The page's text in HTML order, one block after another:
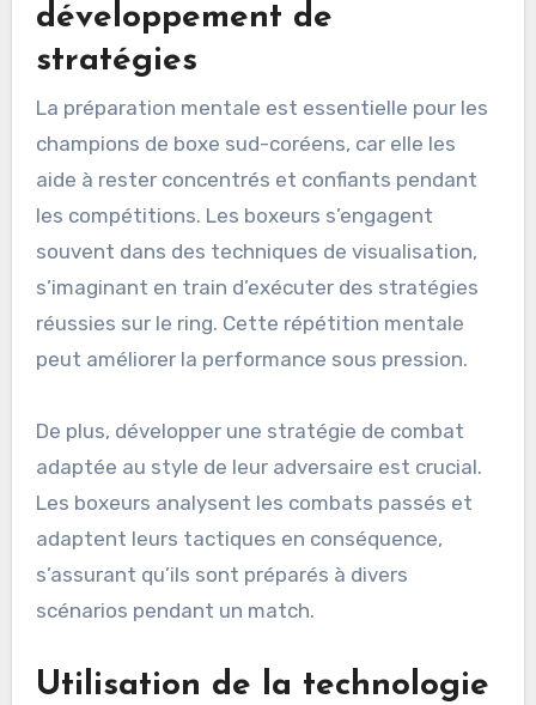
développement de
stratégies
La préparation mentale est essentielle pour les
champions de boxe sud-coréens, car elle les
aide à rester concentrés et confiants pendant
les compétitions. Les boxeurs s’engagent
souvent dans des techniques de visualisation,
s’imaginant en train d’exécuter des stratégies
réussies sur le ring. Cette répétition mentale
peut améliorer la performance sous pression.
De plus, développer une stratégie de combat
adaptée au style de leur adversaire est crucial.
Les boxeurs analysent les combats passés et
adaptent leurs tactiques en conséquence,
s’assurant qu’ils sont préparés à divers
scénarios pendant un match.
Utilisation de la technologie